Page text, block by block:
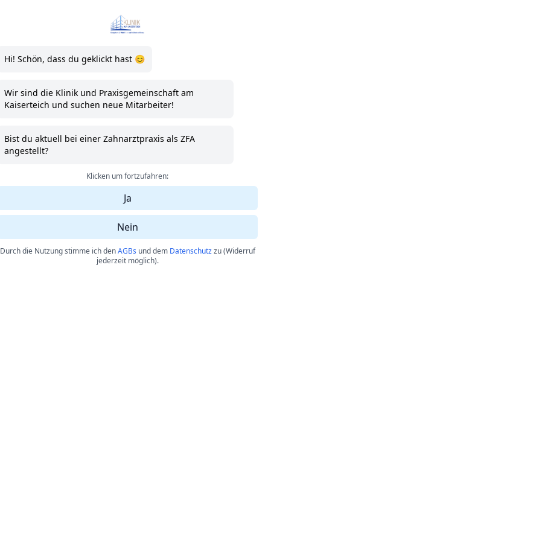
Klinik und Praxisgemeinschaft am Kaiserteich
Hi! Schön, dass du geklickt hast 😊
Wir sind die Klinik und Praxisgemeinschaft am
Kaiserteich und suchen neue Mitarbeiter!
Bist du aktuell bei einer Zahnarztpraxis als ZFA
angestellt?
Klicken um fortzufahren:
Ja
Nein
Durch die Nutzung stimme ich denAGBs und dem Datenschutzzu (Widerruf
jederzeit möglich).